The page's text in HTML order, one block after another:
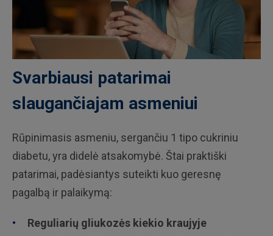
Svarbiausi patarimai
slaugančiajam asmeniui
Rūpinimasis asmeniu, sergančiu 1 tipo cukriniu
diabetu, yra didelė atsakomybė. Štai praktiški
patarimai, padėsiantys suteikti kuo geresnę
pagalbą ir palaikymą:
Reguliarių gliukozės kiekio kraujyje